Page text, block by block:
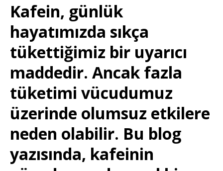
Kafein, günlük
hayatımızda sıkça
tükettiğimiz bir uyarıcı
maddedir. Ancak fazla
tüketimi vücudumuz
üzerinde olumsuz etkilere
neden olabilir. Bu blog
yazısında, kafeinin